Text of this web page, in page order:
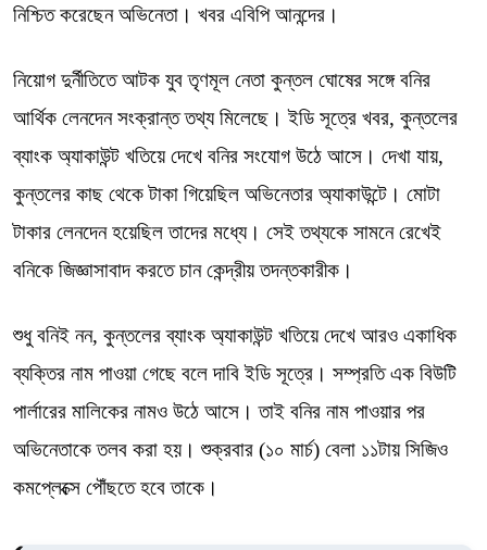
নিশ্চিত করেছেন অভিনেতা। খবর এবিপি আনন্দের।
নিয়োগ দুর্নীতিতে আটক যুব তৃণমূল নেতা কুন্তল ঘোষের সঙ্গে বনির
আর্থিক লেনদেন সংক্রান্ত তথ্য মিলেছে। ইডি সূত্রে খবর, কুন্তলের
ব্যাংক অ্যাকাউন্ট খতিয়ে দেখে বনির সংযোগ উঠে আসে। দেখা যায়,
কুন্তলের কাছ থেকে টাকা গিয়েছিল অভিনেতার অ্যাকাউন্টে। মোটা
টাকার লেনদেন হয়েছিল তাদের মধ্যে। সেই তথ্যকে সামনে রেখেই
বনিকে জিজ্ঞাসাবাদ করতে চান কেন্দ্রীয় তদন্তকারীক।
শুধু বনিই নন, কুন্তলের ব্যাংক অ্যাকাউন্ট খতিয়ে দেখে আরও একাধিক
ব্যক্তির নাম পাওয়া গেছে বলে দাবি ইডি সূত্রে। সম্প্রতি এক বিউটি
পার্লারের মালিকের নামও উঠে আসে। তাই বনির নাম পাওয়ার পর
অভিনেতাকে তলব করা হয়। শুক্রবার (১০ মার্চ) বেলা ১১টায় সিজিও
কমপ্লেক্সে পৌঁছতে হবে তাকে।